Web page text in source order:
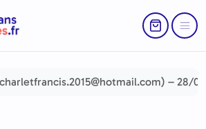
Return to
Menu
– 28/